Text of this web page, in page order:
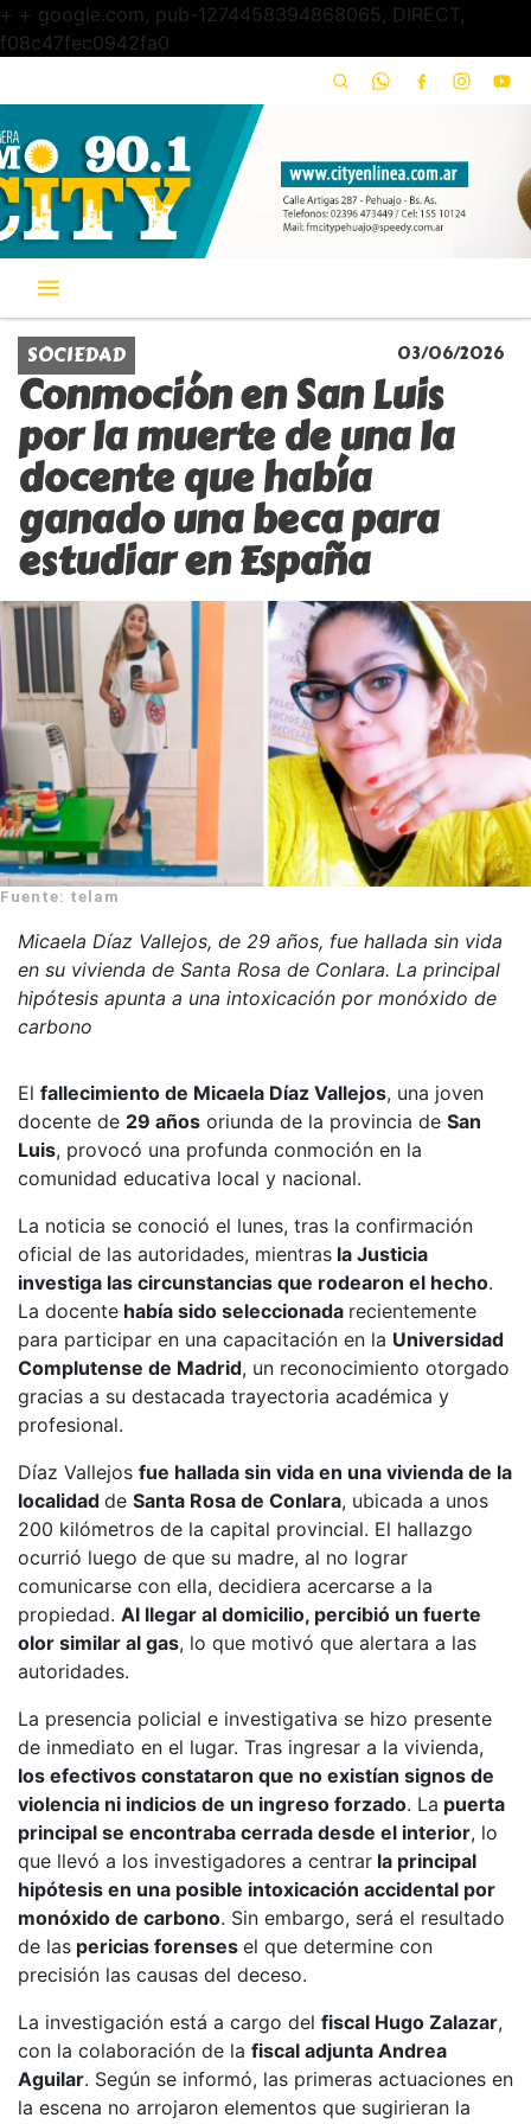
+ + google.com, pub-1274458394868065, DIRECT,
f08c47fec0942fa0
SOCIEDAD 03/06/2026
Conmoción en San Luis
por la muerte de una la
docente que había
ganado una beca para
estudiar en España
Fuente: telam
Micaela Díaz Vallejos, de 29 años, fue hallada sin vida
en su vivienda de Santa Rosa de Conlara. La principal
hipótesis apunta a una intoxicación por monóxido de
carbono
El fallecimiento de Micaela Díaz Vallejos, una joven
docente de 29 años oriunda de la provincia de San
Luis, provocó una profunda conmoción en la
comunidad educativa local y nacional.
La noticia se conoció el lunes, tras la confirmación
oficial de las autoridades, mientras la Justicia
investiga las circunstancias que rodearon el hecho.
La docente había sido seleccionada recientemente
para participar en una capacitación en la Universidad
Complutense de Madrid, un reconocimiento otorgado
gracias a su destacada trayectoria académica y
profesional.
Díaz Vallejos fue hallada sin vida en una vivienda de la
localidad de Santa Rosa de Conlara, ubicada a unos
200 kilómetros de la capital provincial. El hallazgo
ocurrió luego de que su madre, al no lograr
comunicarse con ella, decidiera acercarse a la
propiedad. Al llegar al domicilio, percibió un fuerte
olor similar al gas, lo que motivó que alertara a las
autoridades.
La presencia policial e investigativa se hizo presente
de inmediato en el lugar. Tras ingresar a la vivienda,
los efectivos constataron que no existían signos de
violencia ni indicios de un ingreso forzado. La puerta
principal se encontraba cerrada desde el interior, lo
que llevó a los investigadores a centrar la principal
hipótesis en una posible intoxicación accidental por
monóxido de carbono. Sin embargo, será el resultado
de las pericias forenses el que determine con
precisión las causas del deceso.
La investigación está a cargo del fiscal Hugo Zalazar,
con la colaboración de la fiscal adjunta Andrea
Aguilar. Según se informó, las primeras actuaciones en
la escena no arrojaron elementos que sugirieran la